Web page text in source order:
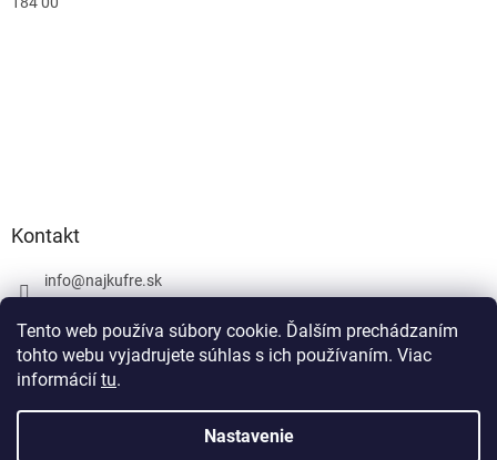
Tento web používa súbory cookie. Ďalším prechádzaním
tohto webu vyjadrujete súhlas s ich používaním. Viac
informácií tu.
Nastavenie
Kontakt
info@najkufre.sk
Facebook
Vytvoril Shoptet